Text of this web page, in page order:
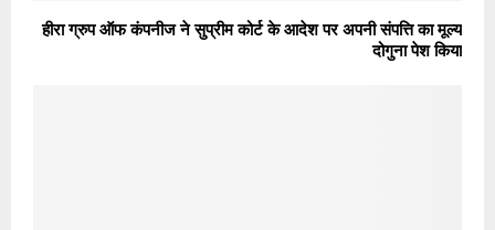
हीरा ग्रुप ऑफ कंपनीज ने सुप्रीम कोर्ट के आदेश पर अपनी संपत्ति का मूल्य
दोगुना पेश किया